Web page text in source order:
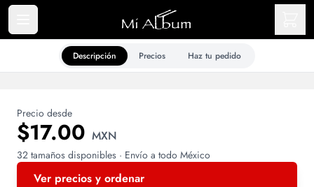
Descripción Precios Haz tu pedido
Precio desde
$17.00 MXN
32 tamaños disponibles · Envío a todo México
Ver precios y ordenar